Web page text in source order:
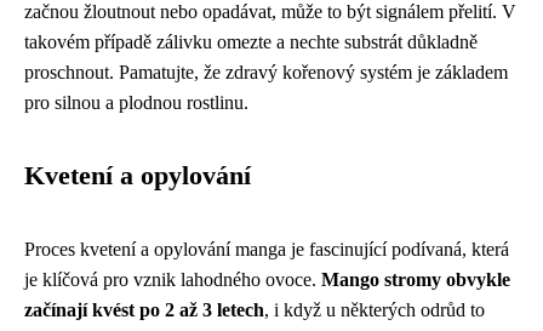
začnou žloutnout nebo opadávat, může to být signálem přelití. V
takovém případě zálivku omezte a nechte substrát důkladně
proschnout. Pamatujte, že zdravý kořenový systém je základem
pro silnou a plodnou rostlinu.
Kvetení a opylování
Proces kvetení a opylování manga je fascinující podívaná, která
je klíčová pro vznik lahodného ovoce. Mango stromy obvykle
začínají kvést po 2 až 3 letech, i když u některých odrůd to